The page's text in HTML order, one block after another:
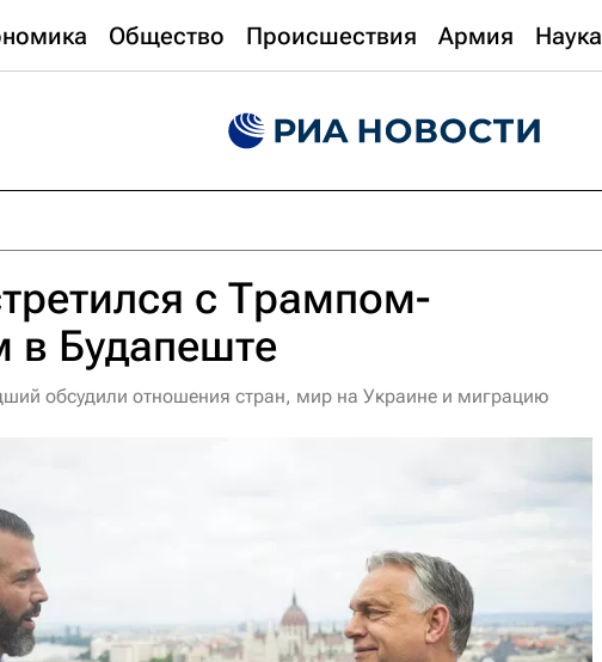
Общество Происшествия Армия Наука
с Трампом-
Будапеште
обсудили отношения стран, мир на Украине и миграцию